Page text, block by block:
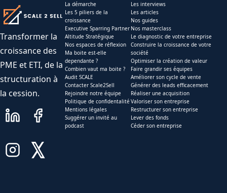
Transformer la
croissance des
PME et ETI, de la
structuration à
la cession.
La démarche
Les 5 piliers de la
croissance
Executive Sparring Partner
Altitude Stratégique
Nos espaces de réflexion
Ma boite est-elle
dependante ?
Combien vaut ma boite ?
Audit SCALE
Contacter Scale2Sell
Rejoindre notre équipe
Politique de confidentalité
Mentions légales
Suggérer un invité au
podcast
Les interviews
Les articles
Nos guides
Nos masterclass
Le diagnostic de votre entreprise
Construire la croissance de votre
société
Optimiser la création de valeur
Faire grandir ses équipes
Améliorer son cycle de vente
Générer des leads efficacement
Réaliser une acquisition
Valoriser son entreprise
Restructurer son entreprise
Lever des fonds
Céder son entreprise